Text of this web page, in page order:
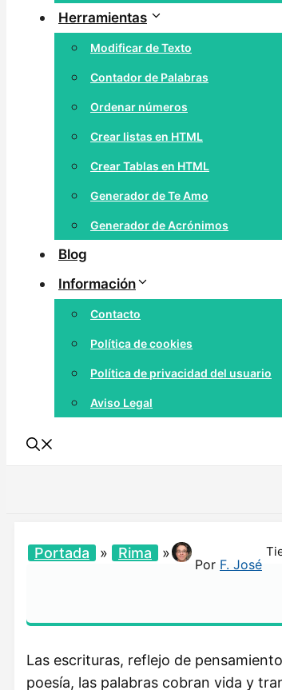
Herramientas
Modificar de Texto
Contador de Palabras
Ordenar números
Crear listas en HTML
Crear Tablas en HTML
Generador de Te Amo
Generador de Acrónimos
Blog
Información
Contacto
Política de cookies
Política de privacidad del usuario
Aviso Legal
Portada » Rima »
Por F. José
Las escrituras, reflejo de
poesía, las palabras cobran vida y